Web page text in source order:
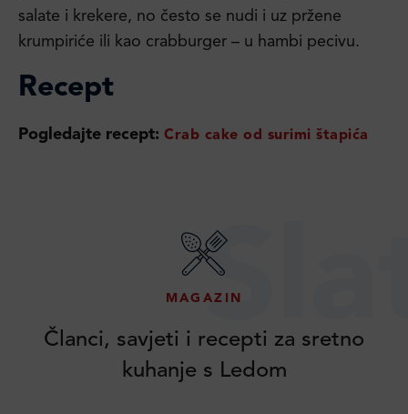
salate i krekere, no često se nudi i uz pržene
krumpiriće ili kao crabburger – u hambi pecivu.
Recept
Pogledajte recept: Crab cake od surimi štapića
MAGAZIN
Članci, savjeti i recepti za sretno
kuhanje s Ledom